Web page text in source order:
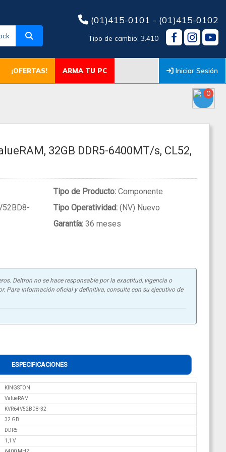
(01)415-0101 - (01)415-0102
Tipo de cambio: 3.410
¡OFERTAS! ARMA TU PC Iniciar Sesión
0
32GB DDR5-6400MT/s, CL52,
Tipo de Producto:Componente
Tipo Operatividad:(NV) Nuevo
Garantía:36 meses
Deltron no se hace responsable por la exactitud, vigencia o
Para información oficial y definitiva, consulte con su ejecutivo de
ESPECIFICACIONES
KINGSTON
ValueRAM
KVR64V52BD8-32
32 GB
DDR5
‎1,1 V